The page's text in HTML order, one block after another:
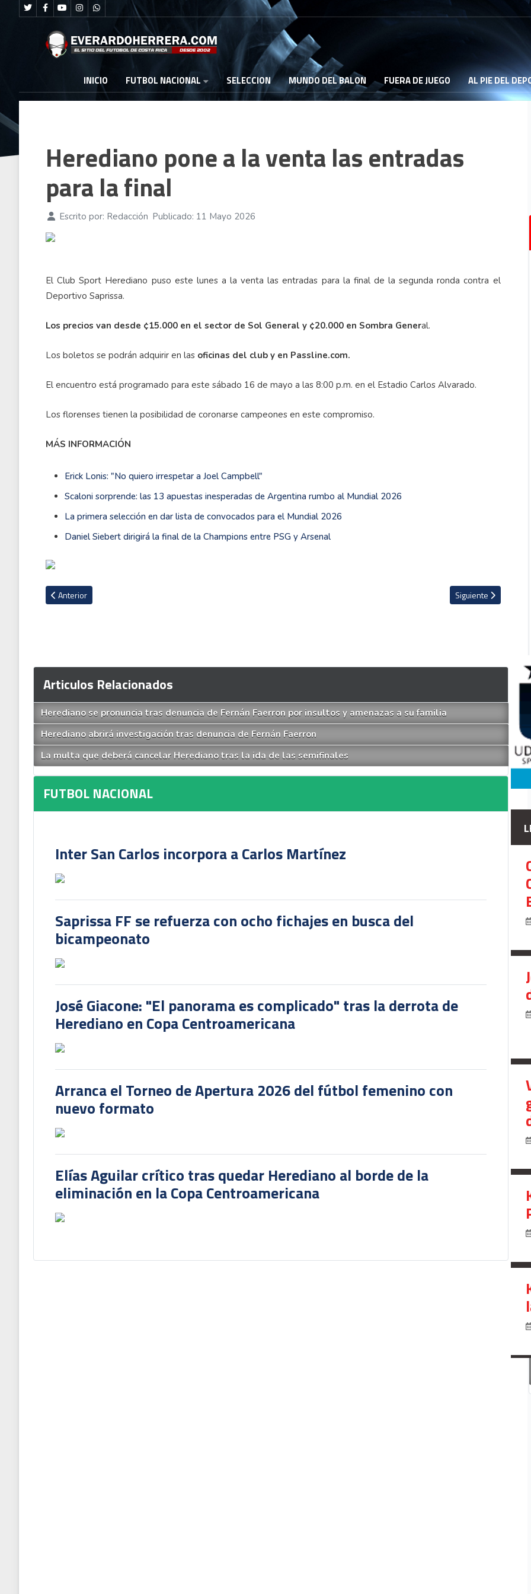
INICIO FUTBOL NACIONAL SELECCION MUNDO DEL BALON FUERA DE JUEGO AL PIE DEL
Herediano pone a la venta las entradas
para la final
Escrito por: Redacción Publicado: 11 Mayo 2026
El Club Sport Herediano puso este lunes a la venta las entradas para la final de la segunda ronda contra el
Deportivo Saprissa.
Los precios van desde ¢15.000 en el sector de Sol General y ¢20.000 en Sombra General.
Los boletos se podrán adquirir en las oficinas del club y en Passline.com.
El encuentro está programado para este sábado 16 de mayo a las 8:00 p.m. en el Estadio Carlos Alvarado.
Los florenses tienen la posibilidad de coronarse campeones en este compromiso.
MÁS INFORMACIÓN
Erick Lonis: "No quiero irrespetar a Joel Campbell"
Scaloni sorprende: las 13 apuestas inesperadas de Argentina rumbo al Mundial 2026
La primera selección en dar lista de convocados para el Mundial 2026
Daniel Siebert dirigirá la final de la Champions entre PSG y Arsenal
Artículo anterior: Paulo Wanchope en Comité Técnico de FIFA que tendrá muchas novedades
Anterior Artículo siguiente:
Siguiente
Articulos Relacionados
Herediano se pronuncia tras denuncia de Fernán Faerron por insultos y amenazas a su familia
Herediano abrirá investigación tras denuncia de Fernán Faerron
La multa que deberá cancelar Herediano tras la ida de las semifinales
FUTBOL NACIONAL
Inter San Carlos incorpora a Carlos Martínez
Saprissa FF se refuerza con ocho fichajes en busca del
bicampeonato
José Giacone: "El panorama es complicado" tras la derrota de
Herediano en Copa Centroamericana
Arranca el Torneo de Apertura 2026 del fútbol femenino con
nuevo formato
Elías Aguilar crítico tras quedar Herediano al borde de la
eliminación en la Copa Centroamericana